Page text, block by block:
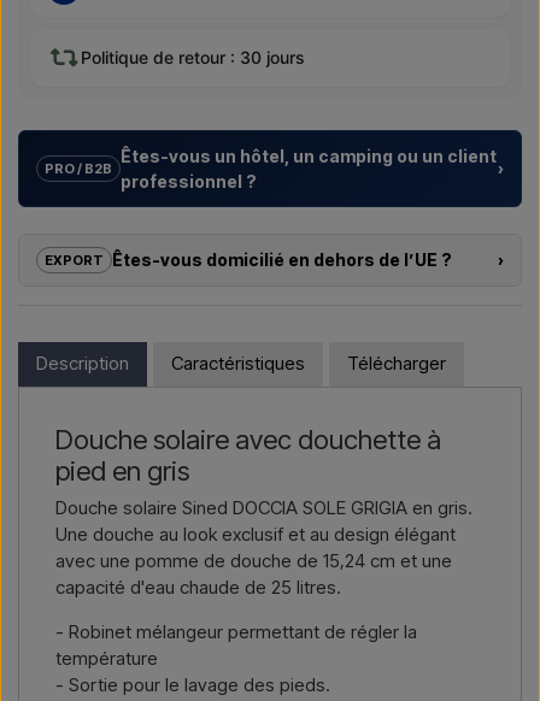
Politique de retour : 30 jours
PRO / B2B
Êtes-vous un hôtel, un camping ou un client
professionnel ?
›
promoteurs immobiliers avec des
pour douches extérieures – du choix du modèle à la bonne
Vous souhaitez un
plus importante, contactez-nous – réponse rapide.
EXPORT Êtes-vous domicilié en dehors de l’UE ?
›
commander directement sur le webshop. En revanche, vous
pouvez nous contacter et recevoir un prix avec la livraison et,
Il vous suffit d’indiquer l’article qui vous intéresse (référence ou
lien vers l’article) ainsi que les adresses de facturation et de
Nous écrire → Nous appeler →
Description Caractéristiques Télécharger
Douche solaire avec douchette à
pied en gris
Douche solaire Sined DOCCIA SOLE GRIGIA en gris.
Une douche au look exclusif et au design élégant
avec une pomme de douche de 15,24 cm et une
capacité d'eau chaude de 25 litres.
- Robinet mélangeur permettant de régler la
température
- Sortie pour le lavage des pieds.